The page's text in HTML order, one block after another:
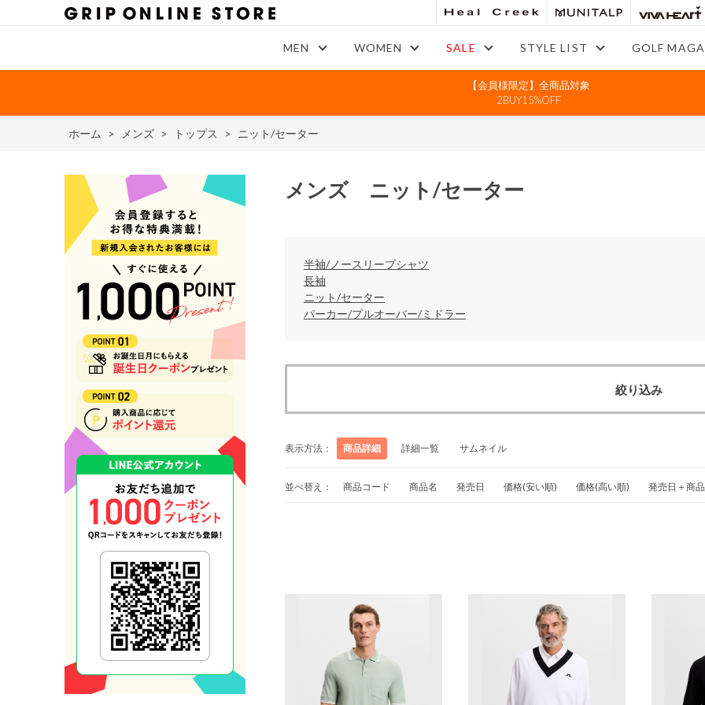
MEN WOMEN SALE STYLE LIST GOLF
【会員様限定】全商品対象
2BUY15%OFF
ホーム > メンズ > トップス > ニット/セーター
メンズ ニット/セーター
半袖/ノースリーブシャツ
長袖
ニット/セーター
パーカー/プルオーバー/ミドラー
絞り込み
表示方法： 商品詳細 詳細一覧 サムネイル
並べ替え： 商品コード 商品名 発売日 価格(安い順) 価格(高い順) 発売日＋商